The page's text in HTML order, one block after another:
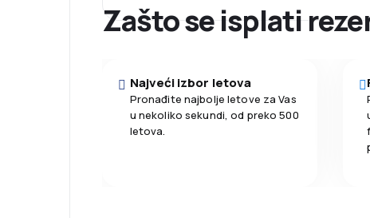
Zašto se isplati
Najveći izbor letova
Pronađite najbolje letove za Vas
u nekoliko sekundi, od preko 500
letova.